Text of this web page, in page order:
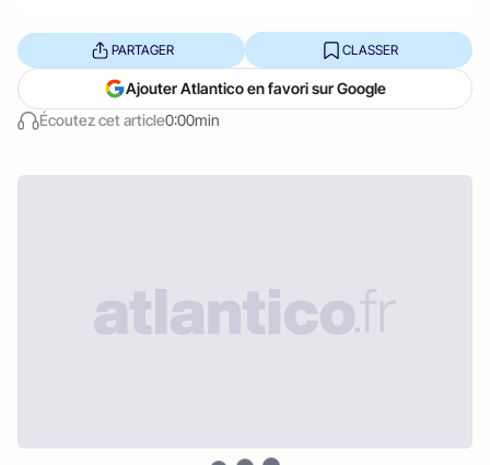
Écoutez cet article0:00min
PARTAGER CLASSER
Ajouter Atlantico en favori sur Google